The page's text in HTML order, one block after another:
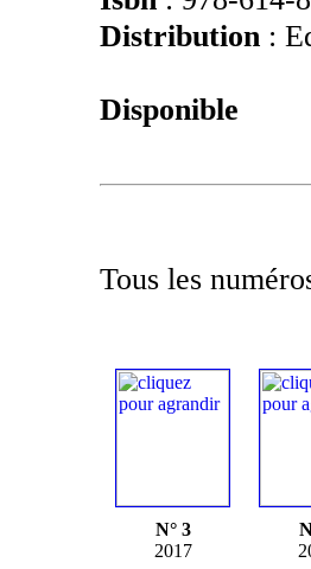
Distribution :
Disponible
Tous les
N° 3
2017